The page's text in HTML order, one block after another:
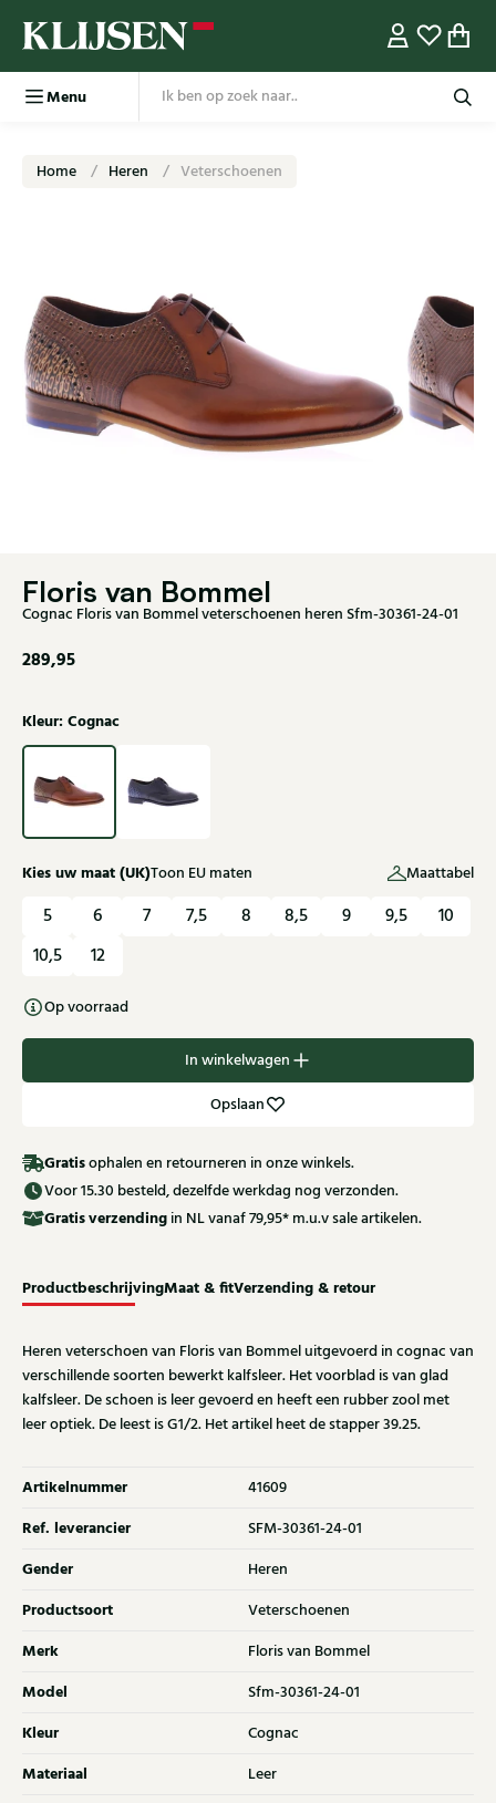
Menu
Home Heren Veterschoenen
Floris van Bommel
Cognac Floris van Bommel veterschoenen heren Sfm-30361-24-01
289,95
Kleur: Cognac
Kies uw maat (UK)Toon EU maten Maattabel
5 6 7 7,5 8 8,5 9 9,5
10
10,5
12
Op voorraad
In winkelwagen
Opslaan
Gratisophalen en retourneren in onze winkels.
Voor 15.30 besteld, dezelfde werkdag nog verzonden.
Gratisverzending in NL vanaf 79,95* m.u.v sale artikelen.
ProductbeschrijvingMaat & fitVerzending & retour
Heren veterschoen van Floris van Bommel uitgevoerd in cognac van
verschillende soorten bewerkt kalfsleer. Het voorblad is van glad
kalfsleer. De schoen is leer gevoerd en heeft een rubber zool met
leer optiek. De leest is G1/2. Het artikel heet de stapper 39.25.
Artikelnummer 41609
Ref. leverancier SFM-30361-24-01
Gender Heren
Productsoort Veterschoenen
Merk Floris van Bommel
Model Sfm-30361-24-01
Kleur Cognac
Materiaal Leer